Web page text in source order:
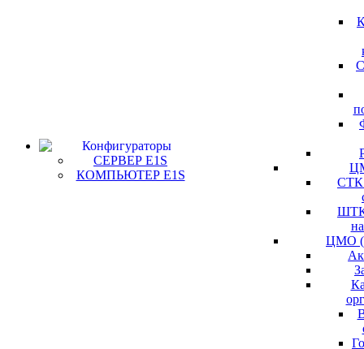
Конфигураторы
СЕРВЕР E1S
КОМПЬЮТЕР E1S
СТК
ЦМО